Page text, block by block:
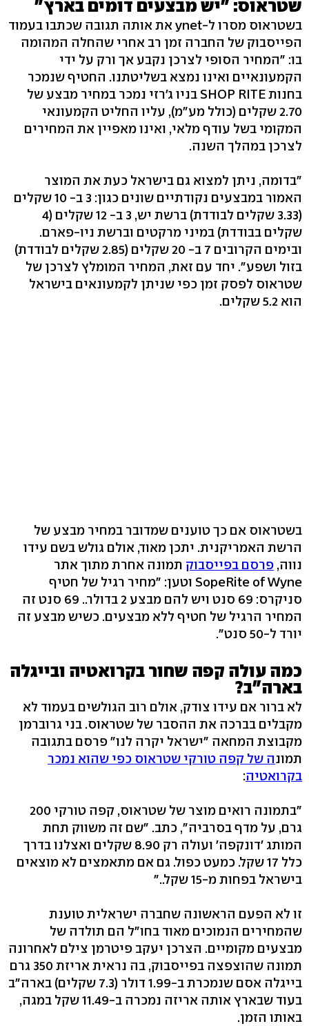
שטראוס: "יש מבצעים דומים בארץ"
בשטראוס מסרו ל-ynet את אותה תגובה שכתבו בעמוד
הפייסבוק של החברה זמן רב אחרי שהחלה המהומה
בו: "המחיר הסופי לצרכן נקבע אך ורק על ידי
הקמעונאיים ואינו נמצא בשליטתנו. החטיף שנמכר
בחנות SHOP RITE בניו ג'רזי נמכר במחיר מבצע של
2.70 שקלים (כולל מע"מ), עליו החליט הקמעונאי
המקומי בשל עודף מלאי, ואינו מאפיין את המחירים
לצרכן במהלך השנה.
"בדומה, ניתן למצוא גם בישראל כעת את המוצר
האמור במבצעים נקודתיים שונים כגון: 3 ב- 10 שקלים
(3.33 שקלים לבודדת) ברשת יש, 3 ב- 12 שקלים (4
שקלים בבודדת) במיני מרקטים וברשת ניו-פארם.
ובימים הקרובים 7 ב- 20 שקלים (2.85 שקלים לבודדת)
בזול ושפע". יחד עם זאת, המחיר המומלץ לצרכן של
שטראוס לפסק זמן כפי שניתן לקמעונאים בישראל
הוא 5.2 שקלים.
בשטראוס אם כך טוענים שמדובר במחיר מבצע של
הרשת האמריקנית. יתכן מאוד, אולם גולש בשם עידו
נווה, פרסם בפייסבוק תמונה אחרת מתוך אתר
SopeRite of Wyne וטען: "מחיר רגיל של חטיף
סניקרס: 69 סנט ויש להם מבצע 2 בדולר.. 69 סנט זה
המחיר הרגיל של חטיף ללא מבצעים. כשיש מבצע זה
יורד ל-50 סנט".
כמה עולה קפה שחור בקרואטיה ובייגלה
בארה"ב?
לא ברור אם עידו צודק, אולם רוב הגולשים בעמוד לא
מקבלים בברכה את ההסבר של שטראוס. בני גרוברמן
מקבוצת המחאה "ישראל יקרה לנו" פרסם בתגובה
תמונה של קפה טורקי שטראוס כפי שהוא נמכר
בקרואטיה:
"בתמונה רואים מוצר של שטראוס, קפה טורקי 200
גרם, על מדף בסרביה", כתב. "שם זה משווק תחת
המותג 'דונקפה' ועולה רק 8.90 שקלים ואצלנו בדרך
כלל 17 שקל. כמעט כפול. גם אם מתאמצים לא מוצאים
בישראל בפחות מ-15 שקל.."
זו לא הפעם הראשונה שחברה ישראלית טוענת
שהמחירים הנמוכים מאוד בחו"ל הם תולדה של
מבצעים מקומיים. הצרכן יעקב פיטרמן צילם לאחרונה
תמונה שהוצפצה בפייסבוק, בה נראית אריזת 350 גרם
בייגלה אסם שנמכרת ב-1.99 דולר (7.3 שקלים) בארה"ב
בעוד שבארץ אותה אריזה נמכרה ב-11.49 שקל במגה,
באותו הזמן.